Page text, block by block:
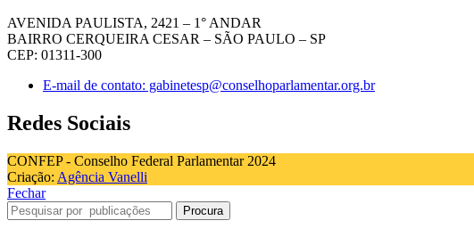
AVENIDA PAULISTA, 2421 – 1° ANDAR
BAIRRO CERQUEIRA CESAR – SÃO PAULO – SP
CEP: 01311-300
E-mail de contato: gabinetesp@conselhoparlamentar.org.br
Redes Sociais
CONFEP - Conselho Federal Parlamentar 2024
Criação: Agência Vanelli
Fechar
Procura